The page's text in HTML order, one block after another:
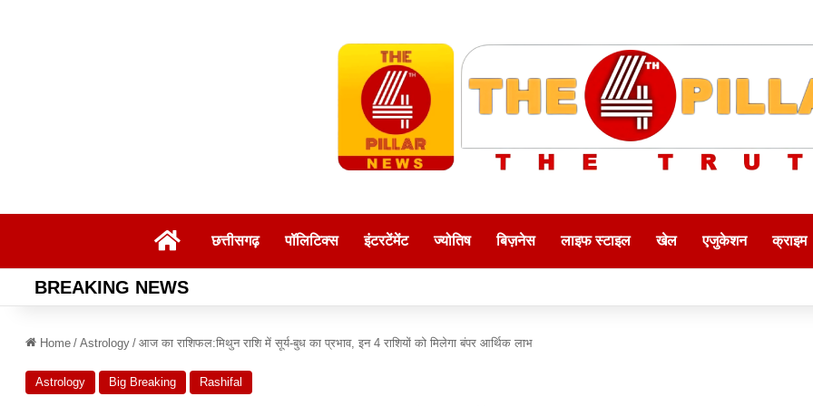
Homeछत्तीसगढ़ पॉलिटिक्स इंटरटेंमेंट ज्योतिष बिज़नेस लाइफ स्टाइल खेल एजुकेशन क्राइम
BREAKING NEWS
Home / Astrology / आज का राशिफल:मिथुन राशि में सूर्य-बुध का प्रभाव, इन 4 राशियों को मिलेगा बंपर आर्थिक लाभ
Astrology Big Breaking Rashifal